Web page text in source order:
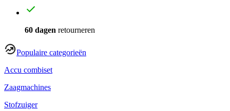
60 dagen retourneren
Populaire categorieën
Accu combiset
Zaagmachines
Stofzuiger